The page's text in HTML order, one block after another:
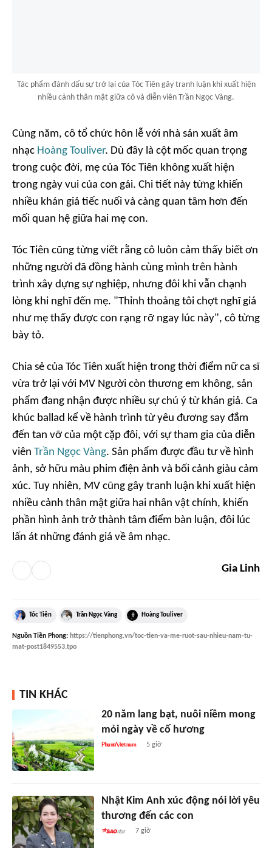
Tác phẩm đánh dấu sự trở lại của Tóc Tiên gây tranh luận khi xuất hiện
nhiều cảnh thân mật giữa cô và diễn viên Trần Ngọc Vàng.
Cùng năm, cô tổ chức hôn lễ với nhà sản xuất âm
nhạc Hoàng Touliver. Dù đây là cột mốc quan trọng
trong cuộc đời, mẹ của Tóc Tiên không xuất hiện
trong ngày vui của con gái. Chi tiết này từng khiến
nhiều khán giả tiếc nuối và càng quan tâm hơn đến
mối quan hệ giữa hai mẹ con.
Tóc Tiên cũng từng viết rằng cô luôn cảm thấy biết ơn
những người đã đồng hành cùng mình trên hành
trình xây dựng sự nghiệp, nhưng đôi khi vẫn chạnh
lòng khi nghĩ đến mẹ. "Thỉnh thoảng tôi chợt nghĩ giá
như mẹ thấy được con rạng rỡ ngay lúc này", cô từng
bày tỏ.
Chia sẻ của Tóc Tiên xuất hiện trong thời điểm nữ ca sĩ
vừa trở lại với MV Người còn thương em không, sản
phẩm đang nhận được nhiều sự chú ý từ khán giả. Ca
khúc ballad kể về hành trình từ yêu đương say đắm
đến tan vỡ của một cặp đôi, với sự tham gia của diễn
viên Trần Ngọc Vàng. Sản phẩm được đầu tư về hình
ảnh, sở hữu màu phim điện ảnh và bối cảnh giàu cảm
xúc. Tuy nhiên, MV cũng gây tranh luận khi xuất hiện
nhiều cảnh thân mật giữa hai nhân vật chính, khiến
phần hình ảnh trở thành tâm điểm bàn luận, đôi lúc
lấn át những đánh giá về âm nhạc.
Gia Linh
Tóc Tiên Trần Ngọc Vàng Hoàng Touliver
Nguồn Tiền Phong: https://tienphong.vn/toc-tien-va-me-ruot-sau-nhieu-nam-tu-
mat-post1849553.tpo
TIN KHÁC
20 năm lang bạt, nuôi niềm mong
mỏi ngày về cố hương
5 giờ
Nhật Kim Anh xúc động nói lời yêu
thương đến các con
7 giờ